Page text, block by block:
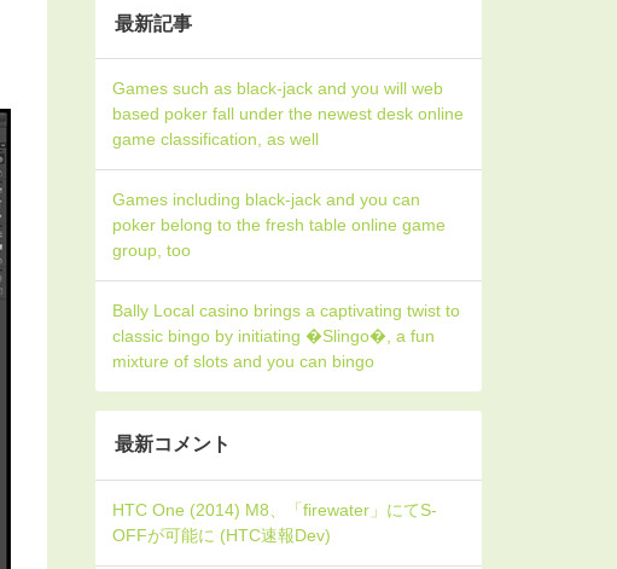
最新記事
Games such as black-jack and you will web
based poker fall under the newest desk online
game classification, as well
Games including black-jack and you can
poker belong to the fresh table online game
group, too
Bally Local casino brings a captivating twist to
classic bingo by initiating �Slingo�, a fun
mixture of slots and you can bingo
最新コメント